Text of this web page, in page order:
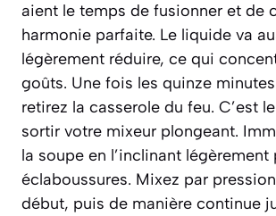
aient le temps de fusionner et de
harmonie parfaite. Le liquide va
légèrement réduire, ce qui
goûts. Une fois les quinze
retirez la casserole du feu. C’est
sortir votre mixeur plongeant.
la soupe en l’inclinant légèrement
éclaboussures. Mixez par
début, puis de manière continue